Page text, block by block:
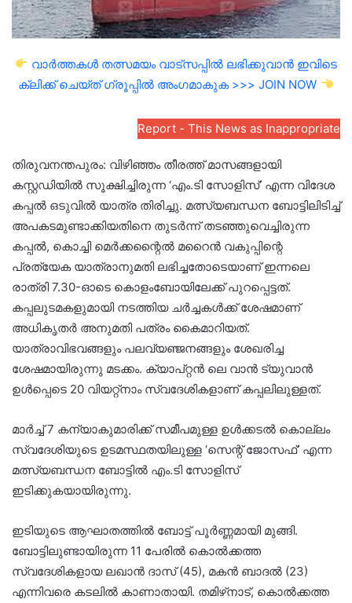
വാർത്തകൾ തത്സമയം വാട്സപ്പിൽ ലഭിക്കുവാൻ ഇവിടെ
ക്ലിക്ക് ചെയ്ത് ഗ്രൂപ്പിൽ അംഗമാകുക >>> JOIN NOW
Report - This News as Inappropriate
തിരുവനന്തപുരം: വിഴിഞ്ഞം തീരത്ത് മാസങ്ങളായി
കസ്റ്റഡിയിൽ സൂക്ഷിച്ചിരുന്ന ‘എം.ടി സോളിസ്’ എന്ന വിദേശ
കപ്പൽ ഒടുവിൽ യാത്ര തിരിച്ചു. മത്സ്യബന്ധന ബോട്ടിലിടിച്ച്
അപകടമുണ്ടാക്കിയതിനെ തുടർന്ന് തടഞ്ഞുവെച്ചിരുന്ന
കപ്പൽ, കൊച്ചി മെർക്കന്റൈൽ മറൈൻ വകുപ്പിന്റെ
പ്രത്യേക യാത്രാനുമതി ലഭിച്ചതോടെയാണ് ഇന്നലെ
രാത്രി 7.30-ഓടെ കൊളംബോയിലേക്ക് പുറപ്പെട്ടത്.
കപ്പലുടമകളുമായി നടത്തിയ ചർച്ചകൾക്ക് ശേഷമാണ്
അധികൃതർ അനുമതി പത്രം കൈമാറിയത്.
യാത്രാവിഭവങ്ങളും പലവ്യഞ്ജനങ്ങളും ശേഖരിച്ച
ശേഷമായിരുന്നു മടക്കം. ക്യാപ്റ്റൻ ലെ വാൻ ട്യുവാൻ
ഉൾപ്പെടെ 20 വിയറ്റ്നാം സ്വദേശികളാണ് കപ്പലിലുള്ളത്.
മാർച്ച് 7 കന്യാകുമാരിക്ക് സമീപമുള്ള ഉൾക്കടൽ കൊല്ലം
സ്വദേശിയുടെ ഉടമസ്ഥതയിലുള്ള ‘സെന്റ് ജോസഫ്’ എന്ന
മത്സ്യബന്ധന ബോട്ടിൽ എം.ടി സോളിസ്
ഇടിക്കുകയായിരുന്നു.
ഇടിയുടെ ആഘാതത്തിൽ ബോട്ട് പൂർണ്ണമായി മുങ്ങി.
ബോട്ടിലുണ്ടായിരുന്ന 11 പേരിൽ കൊൽക്കത്ത
സ്വദേശികളായ ലഖാൻ ദാസ് (45), മകൻ ബാദൽ (23)
എന്നിവരെ കടലിൽ കാണാതായി. തമിഴ്‌നാട്, കൊൽക്കത്ത